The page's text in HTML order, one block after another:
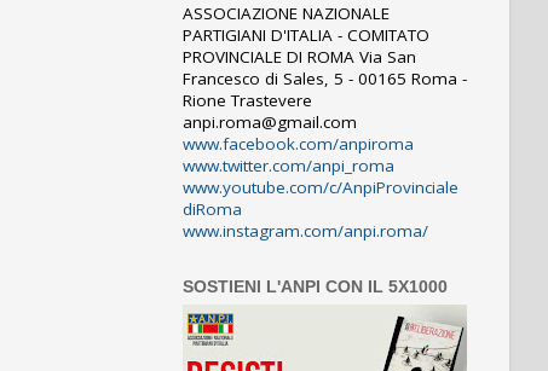
ASSOCIAZIONE NAZIONALE
PARTIGIANI D'ITALIA - COMITATO
PROVINCIALE DI ROMA Via San
Francesco di Sales, 5 - 00165 Roma -
Rione Trastevere
anpi.roma@gmail.com
www.facebook.com/anpiroma
www.twitter.com/anpi_roma
www.youtube.com/c/AnpiProvinciale
diRoma
www.instagram.com/anpi.roma/
SOSTIENI L'ANPI CON IL 5X1000